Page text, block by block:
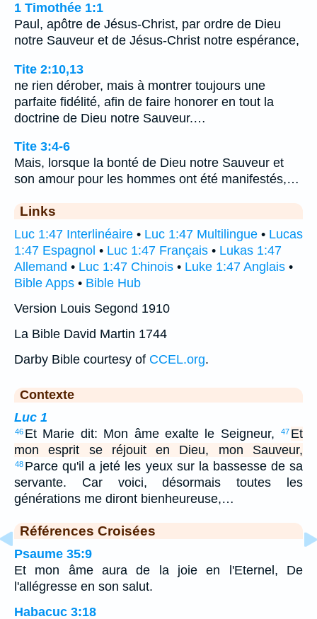
1 Timothée 1:1
Paul, apôtre de Jésus-Christ, par ordre de Dieu
notre Sauveur et de Jésus-Christ notre espérance,
Tite 2:10,13
ne rien dérober, mais à montrer toujours une
parfaite fidélité, afin de faire honorer en tout la
doctrine de Dieu notre Sauveur.…
Tite 3:4-6
Mais, lorsque la bonté de Dieu notre Sauveur et
son amour pour les hommes ont été manifestés,…
Links
Luc 1:47 Interlinéaire • Luc 1:47 Multilingue • Lucas
1:47 Espagnol • Luc 1:47 Français • Lukas 1:47
Allemand • Luc 1:47 Chinois • Luke 1:47 Anglais •
Bible Apps • Bible Hub
Version Louis Segond 1910
La Bible David Martin 1744
Darby Bible courtesy of CCEL.org.
Contexte
Luc 1
46 Et Marie dit: Mon âme exalte le Seigneur, 47 Et
mon esprit se réjouit en Dieu, mon Sauveur,
48 Parce qu'il a jeté les yeux sur la bassesse de sa
servante. Car voici, désormais toutes les
générations me diront bienheureuse,…
Références Croisées
Psaume 35:9
Et mon âme aura de la joie en l'Eternel, De
l'allégresse en son salut.
Habacuc 3:18